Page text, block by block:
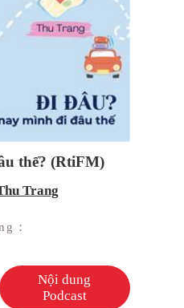
thế? (RtiFM)
Trang
：
Nội dung
Podcast